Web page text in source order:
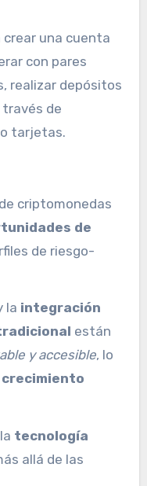
crear una cuenta
con pares
realizar depósitos
de
tarjetas.
criptomonedas
de
de riesgo-
la integración
están
y accesible, lo
crecimiento
tecnología
allá de las